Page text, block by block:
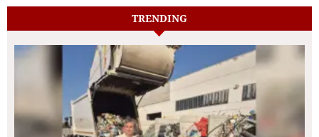
TRENDING